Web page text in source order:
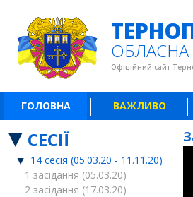
ОБЛАСНА
Офіційний сайт
ГОЛОВНА ВАЖЛИВО
СЕСІЇ
14 сесія (05.03.20 - 11.11.20)
1 засідання (05.03.20)
2 засідання (17.03.20)